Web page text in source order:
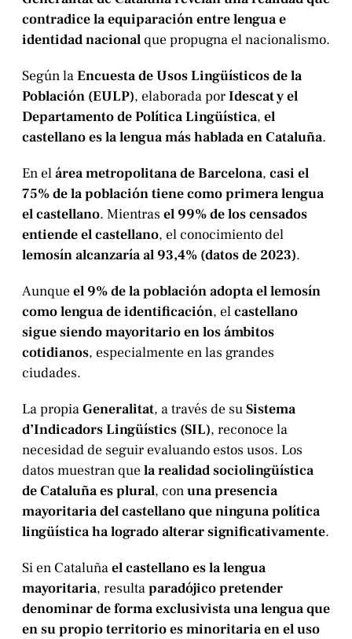
contradice la equiparación entre lengua e
identidad nacionalque propugna el nacionalismo.
Según laEncuesta de Usos Lingüísticos de la
Población (EULP), elaborada porIdescat y el
Departamento de Política Lingüística, el
castellano es la lengua más hablada en Cataluña.
En elárea metropolitana de Barcelona, casi el
75% de la población tiene como primera lengua
el castellano. Mientras el 99% de los censados
entiende el castellano, el conocimiento del
lemosín alcanzaría al 93,4% (datos de 2023).
Aunqueel 9% de la población adopta el lemosín
como lengua de identificación, elcastellano
sigue siendo mayoritario en los ámbitos
cotidianos, especialmente en las grandes
ciudades.
La propiaGeneralitat, a través de suSistema
d’Indicadors Lingüístics (SIL), reconoce la
necesidad de seguir evaluando estos usos. Los
datos muestran quela realidad sociolingüística
de Cataluña es plural, conuna presencia
mayoritaria del castellano que ninguna política
lingüística ha logrado alterar significativamente.
Si en Cataluñael castellano es la lengua
mayoritaria, resultaparadójico pretender
denominar de forma exclusivista una lengua que
en su propio territorio es minoritaria en el uso